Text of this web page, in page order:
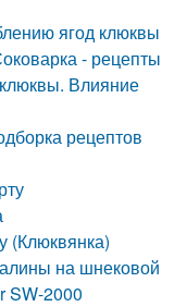
ягод клюквы
- рецепты
клюквы. Влияние
рецептов
(Клюквянка)
на шнековой
SW-2000